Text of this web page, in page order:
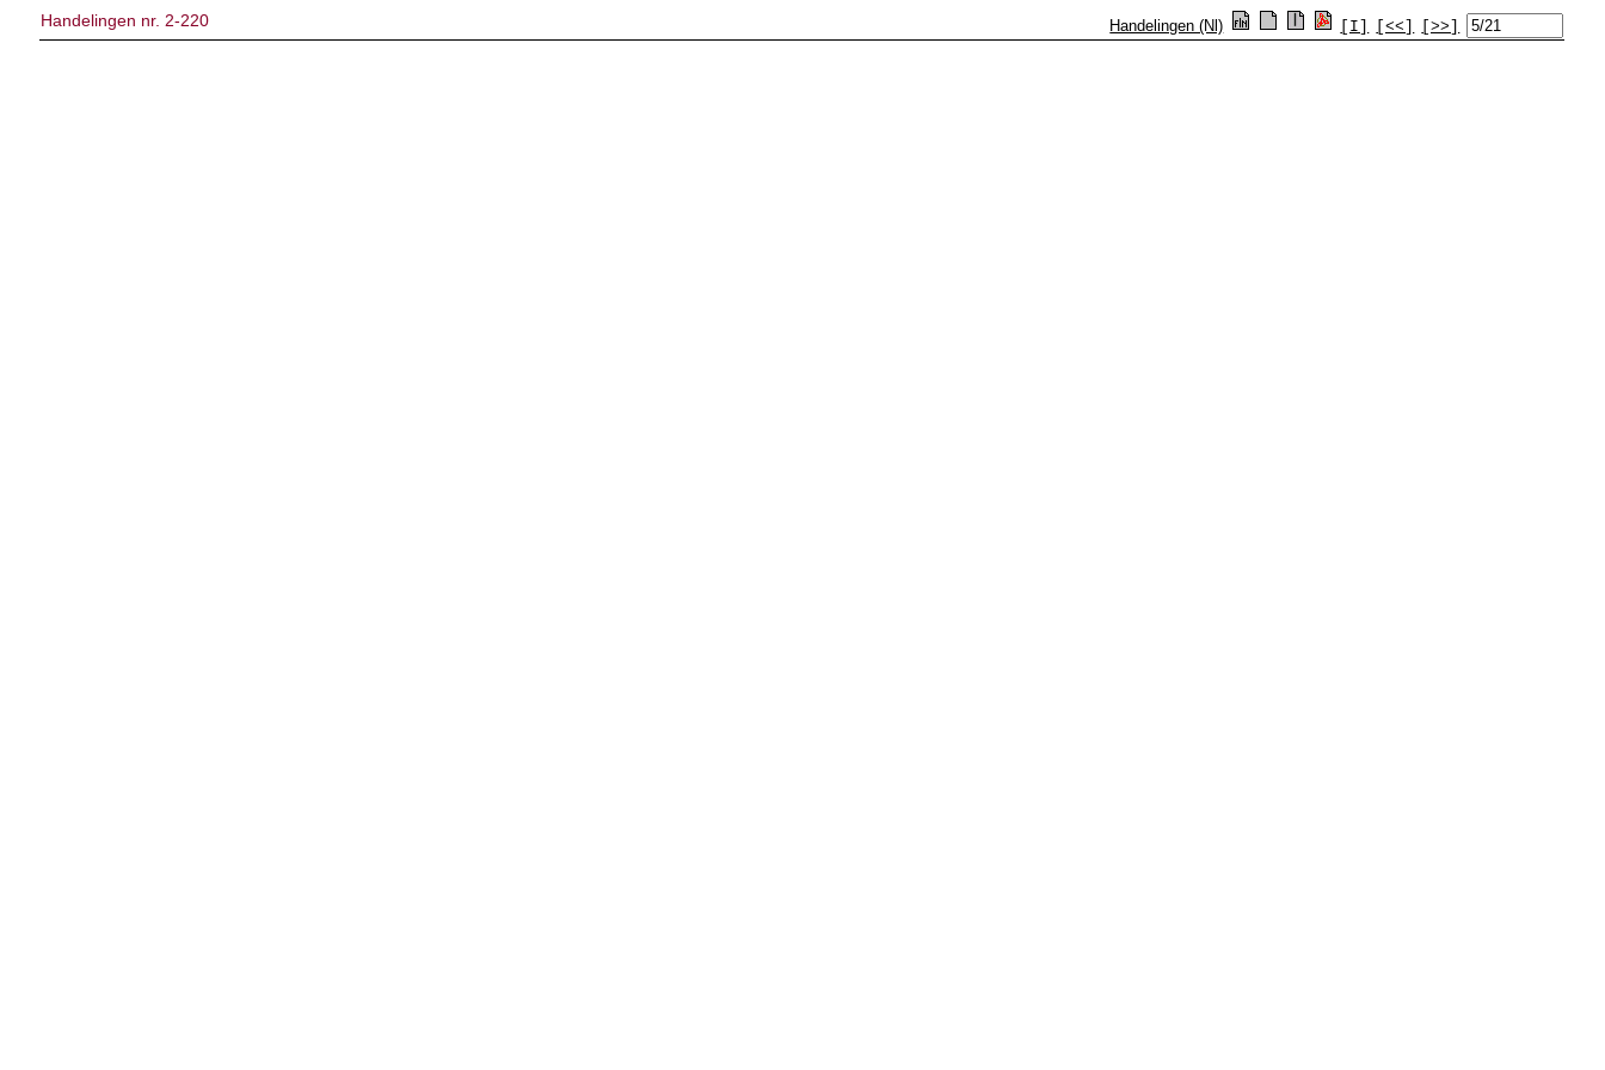
Handelingen nr. 2-220 Handelingen (Nl) [I] [<<] [>>]